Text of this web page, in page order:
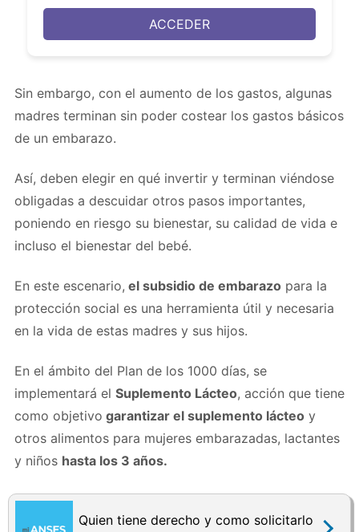
ACCEDER
Sin embargo, con el aumento de los gastos, algunas
madres terminan sin poder costear los gastos básicos
de un embarazo.
Así, deben elegir en qué invertir y terminan viéndose
obligadas a descuidar otros pasos importantes,
poniendo en riesgo su bienestar, su calidad de vida e
incluso el bienestar del bebé.
En este escenario, el subsidio de embarazo para la
protección social es una herramienta útil y necesaria
en la vida de estas madres y sus hijos.
En el ámbito del Plan de los 1000 días, se
implementará el Suplemento Lácteo, acción que tiene
como objetivo garantizar el suplemento lácteo y
otros alimentos para mujeres embarazadas, lactantes
y niños hasta los 3 años.
Quien tiene derecho y como solicitarlo